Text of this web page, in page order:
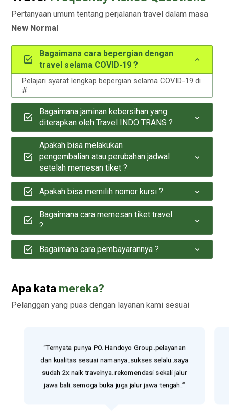
Pertanyaan umum tentang perjalanan travel dalam masa
New Normal
Bagaimana cara bepergian dengan
travel selama COVID-19 ?
Pelajari syarat lengkap bepergian selama COVID-19 di
#
Bagaimana jaminan kebersihan yang
diterapkan oleh Travel INDO TRANS ?
Apakah bisa melakukan
pengembalian atau perubahan jadwal
setelah memesan tiket ?
Apakah bisa memilih nomor kursi ?
Bagaimana cara memesan tiket travel
?
Bagaimana cara pembayarannya ?
Apa kata mereka?
Pelanggan yang puas dengan layanan kami sesuai
“Ternyata punya PO. Handoyo Group..pelayanan
dan kualitas sesuai namanya..sukses selalu..saya
sudah 2x naik travelnya..rekomendasi sekali jalur
jawa bali..semoga buka juga jalur jawa tengah..”